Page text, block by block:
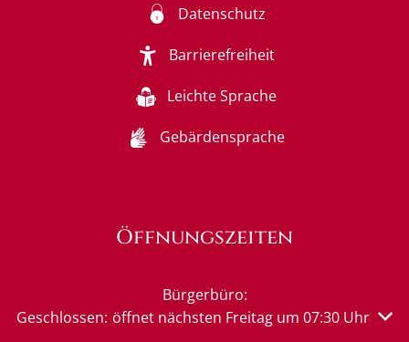
Datenschutz
Barrierefreiheit
Leichte Sprache
Gebärdensprache
Öffnungszeiten
Bürgerbüro:
Klicken, um weitere Öffnungs- oder Schließzeiten
Geschlossen: öffnet nächsten Freitag um 07:30 Uhr